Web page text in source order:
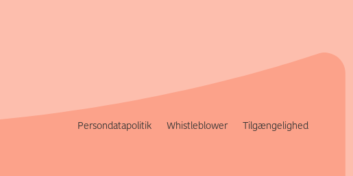
Persondatapolitik Whistleblower Tilgængelighed